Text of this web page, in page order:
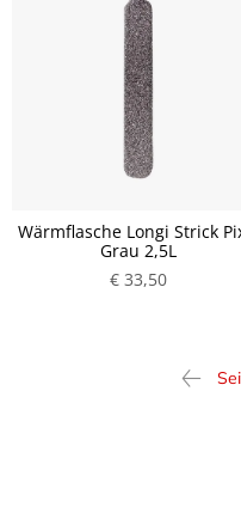
Wärmflasche Longi Strick
Grau 2,5L
€ 33,50